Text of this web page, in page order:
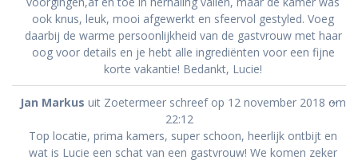
ook knus, leuk, mooi afgewerkt en sfeervol gestyled. Voeg
daarbij de warme persoonlijkheid van de gastvrouw met haar
oog voor details en je hebt alle ingrediënten voor een fijne
korte vakantie! Bedankt, Lucie!
Jan Markus uit Zoetermeer schreef op 12 november 2018 om
22:12
Top locatie, prima kamers, super schoon, heerlijk ontbijt en
wat is Lucie een schat van een gastvrouw! We komen zeker
...